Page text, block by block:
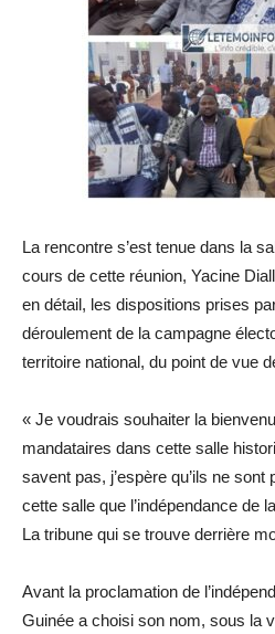
La rencontre s’est tenue dans la
cours de cette réunion, Yacine
en détail, les dispositions prises
déroulement de la campagne
territoire national, du point de vue
« Je voudrais souhaiter la
mandataires dans cette salle
savent pas, j’espère qu’ils ne sont
cette salle que l’indépendance de
La tribune qui se trouve derrière
Avant la proclamation de
Guinée a choisi son nom, sous la